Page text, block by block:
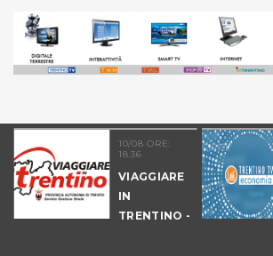
10/08 ORE:
18.36
VIAGGIARE
IN
TRENTINO -